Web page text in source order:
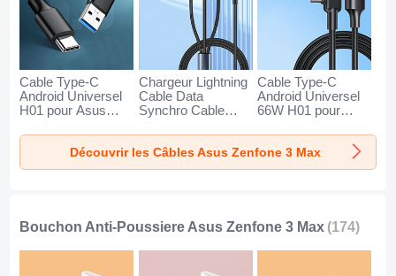
Cable Type-C
Android Universel
H01 pour Asus
Gris Fonce
Chargeur Lightning
Cable Data
Synchro Cable
Type-C 100W H01
pour Asus Zenfone
3 Max Noir
Cable Type-C
Android Universel
66W H01 pour
Max Noir
Découvrir les Câbles Asus Zenfone 3 Max
Bouchon Anti-Poussiere Asus Zenfone 3 Max (174)